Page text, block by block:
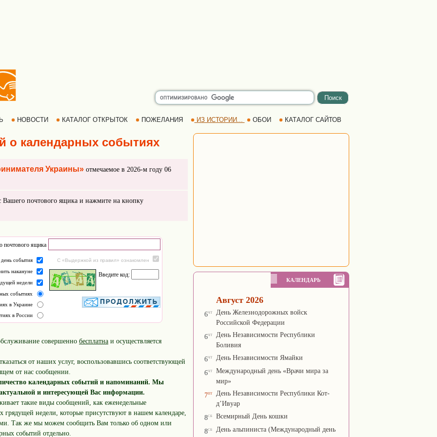
НОВОСТИ КАТАЛОГ ОТКРЫТОК ПОЖЕЛАНИЯ ИЗ ИСТОРИИ... ОБОИ КАТАЛОГ САЙТОВ
о календарных событиях
Украины» отмечаемое в 2026-м году 06
Вашего почтового ящика и нажмите на кнопку
почтового ящика
события
накануне
недели
событиях
в Украине
в России
С «Выдержкой из правил» ознакомлен
Введите код:
совершенно бесплатна и осуществляется
от наших услуг, воспользовавшись соответствующей
от нас сообщении.
календарных событий и напоминаний. Мы
и интересующей Вас информации.
такие виды сообщений, как еженедельные
грядущей недели, которые присутствуют в нашем календаре,
Так же мы можем сообщить Вам только об одном или
событий отдельно.
КАЛЕНДАРЬ
Август 2026
6чт
День Железнодорожных войск
Российской Федерации
6чт
День Независимости Республики
Боливия
6чт День Независимости Ямайки
6чт
Международный день «Врачи мира за
мир»
7пт
День Независимости Республики Кот-
д’Ивуар
8сб Всемирный День кошки
8сб
День альпиниста (Международный день